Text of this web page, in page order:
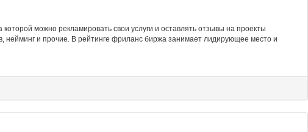
можно рекламировать свои услуги и оставлять отзывы на проекты
нейминг и прочие. В рейтинге фриланс биржа занимает лидирующее место и